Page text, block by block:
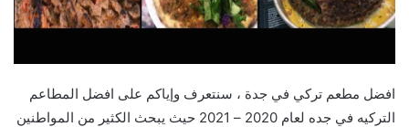
افضل مطعم تركي في جدة ، سنتعرف وإياكم على افضل المطاعم
التركيه في جده لعام 2020 – 2021 حيث يبحث الكثير من المواطنين